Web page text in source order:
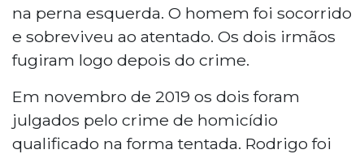
na perna esquerda. O homem foi socorrido
e sobreviveu ao atentado. Os dois irmãos
fugiram logo depois do crime.
Em novembro de 2019 os dois foram
julgados pelo crime de homicídio
qualificado na forma tentada. Rodrigo foi